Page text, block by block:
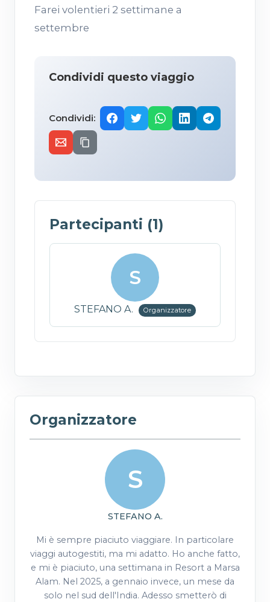
Farei volentieri 2 settimane a
settembre
Condividi questo viaggio
Condividi:
Partecipanti (1)
S
STEFANO A. Organizzatore
Organizzatore
S
STEFANO A.
Mi è sempre piaciuto viaggiare. In particolare
viaggi autogestiti, ma mi adatto. Ho anche fatto,
e mi è piaciuto, una settimana in Resort a Marsa
Alam. Nel 2025, a gennaio invece, un mese da
solo nel sud dell'India. Adesso smetterò di